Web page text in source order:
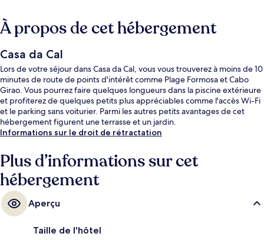
À propos de cet hébergement
Casa da Cal
Lors de votre séjour dans Casa da Cal, vous vous trouverez à moins de 10
minutes de route de points d'intérêt comme Plage Formosa et Cabo
Girao. Vous pourrez faire quelques longueurs dans la piscine extérieure
et profiterez de quelques petits plus appréciables comme l'accès Wi-Fi
et le parking sans voiturier. Parmi les autres petits avantages de cet
hébergement figurent une terrasse et un jardin.
Informations sur le droit de rétractation
Plus d’informations sur cet
hébergement
Aperçu
Taille de l'hôtel